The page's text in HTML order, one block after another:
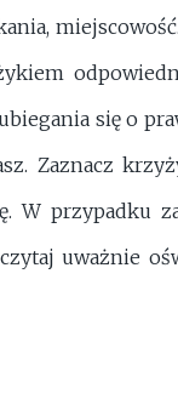
się o
Zaznacz
przypadku
uważnie